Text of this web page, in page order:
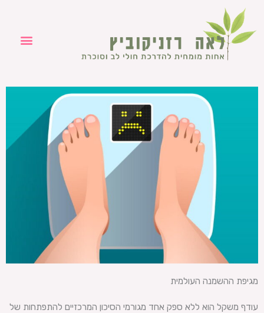
מגיפת ההשמנה העולמית
עודף משקל הוא ללא ספק אחד מגורמי הסיכון המרכזיים להתפתחות של